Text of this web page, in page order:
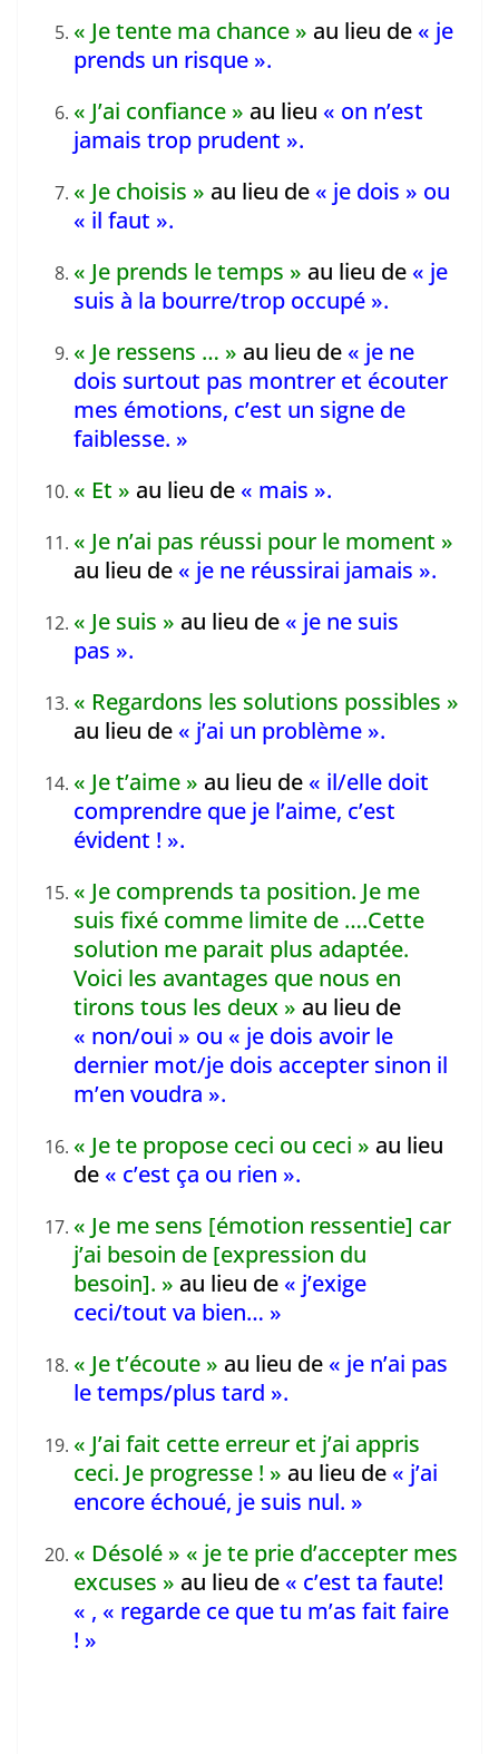
« Je tente ma chance » au lieu de « je
prends un risque ».
« J’ai confiance » au lieu « on n’est
jamais trop prudent ».
« Je choisis » au lieu de « je dois » ou
« il faut ».
« Je prends le temps » au lieu de « je
suis à la bourre/trop occupé ».
« Je ressens … » au lieu de « je ne
dois surtout pas montrer et écouter
mes émotions, c’est un signe de
faiblesse. »
« Et » au lieu de « mais ».
« Je n’ai pas réussi pour le moment »
au lieu de « je ne réussirai jamais ».
« Je suis » au lieu de « je ne suis
pas ».
« Regardons les solutions possibles »
au lieu de « j’ai un problème ».
« Je t’aime » au lieu de « il/elle doit
comprendre que je l’aime, c’est
évident ! ».
« Je comprends ta position. Je me
suis fixé comme limite de ….Cette
solution me parait plus adaptée.
Voici les avantages que nous en
tirons tous les deux » au lieu de
« non/oui » ou « je dois avoir le
dernier mot/je dois accepter sinon il
m’en voudra ».
« Je te propose ceci ou ceci » au lieu
de « c’est ça ou rien ».
« Je me sens [émotion ressentie] car
j’ai besoin de [expression du
besoin]. » au lieu de « j’exige
ceci/tout va bien… »
« Je t’écoute » au lieu de « je n’ai pas
le temps/plus tard ».
« J’ai fait cette erreur et j’ai appris
ceci. Je progresse ! » au lieu de « j’ai
encore échoué, je suis nul. »
« Désolé » « je te prie d’accepter mes
excuses » au lieu de « c’est ta faute!
« , « regarde ce que tu m’as fait faire
! »